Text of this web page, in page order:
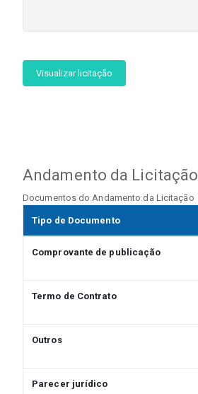
Visualizar licitação
Andamento da Licitação
Documentos do Andamento da Licitação
Tipo de Documento
Comprovante de publicação
Termo de Contrato
Outros
Parecer jurídico